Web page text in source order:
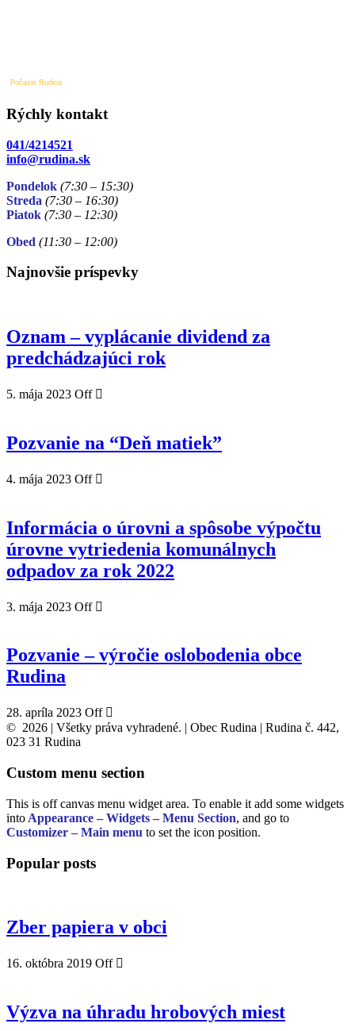
Počasie Rudina
Rýchly kontakt
041/4214521
info@rudina.sk
Pondelok (7:30 – 15:30)
Streda (7:30 – 16:30)
Piatok (7:30 – 12:30)
Obed (11:30 – 12:00)
Najnovšie príspevky
Oznam – vyplácanie dividend za
predchádzajúci rok
5. mája 2023 Off
Pozvanie na “Deň matiek”
4. mája 2023 Off
Informácia o úrovni a spôsobe výpočtu
úrovne vytriedenia komunálnych
odpadov za rok 2022
3. mája 2023 Off
Pozvanie – výročie oslobodenia obce
Rudina
28. apríla 2023 Off
© 2026 | Všetky práva vyhradené. | Obec Rudina | Rudina č. 442,
023 31 Rudina
Custom menu section
This is off canvas menu widget area. To enable it add some widgets
into Appearance – Widgets – Menu Section, and go to
Customizer – Main menu to set the icon position.
Popular posts
Zber papiera v obci
16. októbra 2019 Off
Výzva na úhradu hrobových miest